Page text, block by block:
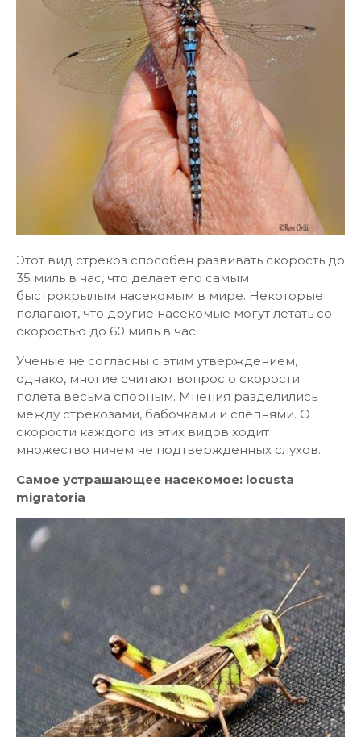
Этот вид стрекоз способен развивать скорость до
35 миль в час, что делает его самым
быстрокрылым насекомым в мире. Некоторые
полагают, что другие насекомые могут летать со
скоростью до 60 миль в час.
Ученые не согласны с этим утверждением,
однако, многие считают вопрос о скорости
полета весьма спорным. Мнения разделились
между стрекозами, бабочками и слепнями. О
скорости каждого из этих видов ходит
множество ничем не подтвержденных слухов.
Самое устрашающее насекомое: locusta
migratoria